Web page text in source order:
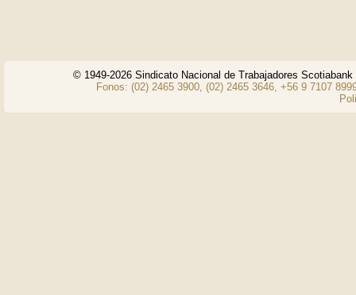
© 1949-2026 Sindicato Nacional de Trabajadores
Fonos: (02) 2465 3900, (02) 2465 3646, +56 9 7107